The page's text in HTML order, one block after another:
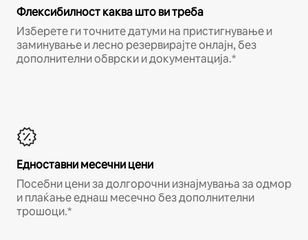
Флексибилност каква што ви треба
Изберете ги точните датуми на пристигнување и
заминување и лесно резервирајте онлајн, без
дополнителни обврски и документација.*
Едноставни месечни цени
Посебни цени за долгорочни изнајмувања за одмор
и плаќање еднаш месечно без дополнителни
трошоци.*